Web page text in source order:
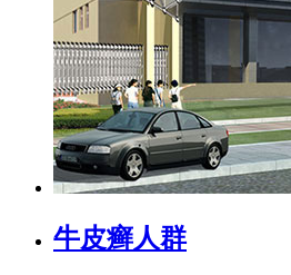
牛皮癣人群